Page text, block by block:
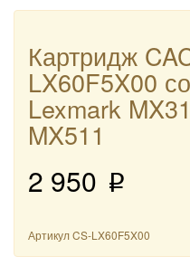
Картридж
LX60F5X00
Lexmark
MX511
2 950 p
АртикулCS-LX60F5X00